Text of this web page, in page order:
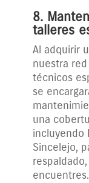
8.
talleres
Al adquirir
nuestra
técnicos
se
una
incluyendo
Sincelejo,
encuentres.